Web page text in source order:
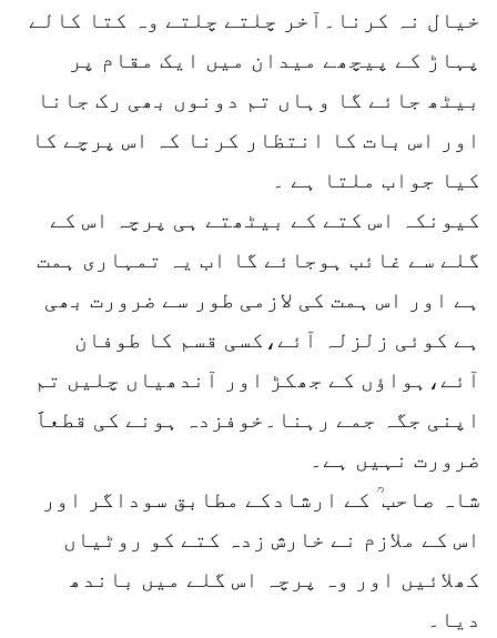
خیال نہ کرنا۔آخر چلتے چلتے وہ کتا کالے
پہاڑ کے پیچھے میدان میں ایک مقام پر
بیٹھ جائے گا وہاں تم دونوں بھی رک جانا
اور اس بات کا انتظار کرنا کہ اس پرچے کا
کیا جواب ملتا ہے ۔
کیونکہ اس کتے کے بیٹھتے ہی پرچہ اس کے
گلے سے غائب ہوجائے گا اب یہ تمہاری ہمت
ہے اور اس ہمت کی لازمی طور سے ضرورت بھی
ہے کوئی زلزلہ آئے،کسی قسم کا طوفان
آئے،ہواؤں کے جھکڑ اور آندھیاں چلیں تم
اپنی جگہ جمے رہنا۔خوفزدہ ہونے کی قطعاََ
ضرورت نہیں ہے۔
شاہ صاحب ؒ کے ارشادکے مطابق سوداگر اور
اس کے ملازم نے خارش زدہ کتے کو روٹیاں
کھلائیں اور وہ پرچہ اس گلے میں باندھ
دیا۔